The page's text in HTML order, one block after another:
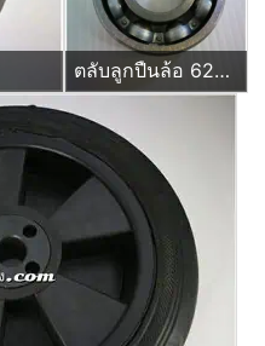
ตลับลูกปืนล้อ 6204 แบบไม่มีฝ